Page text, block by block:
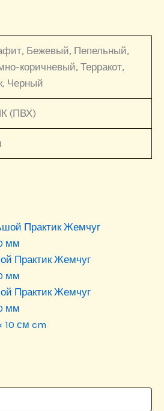
Бежевый, Пепельный,
коричневый, Терракот,
Черный
(ПВХ)
Практик Жемчуг
мм
Практик Жемчуг
мм
10 см cm